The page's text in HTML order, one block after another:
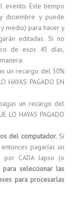
evento. Este tiempo
diciembre y puede
medio) para hacer y
editadas. Si no
de esos 45 días,
un recargo del 50%
HAYAS PAGADO EN
un recargo del
LO HAYAS PAGADO
del computador. Si
pagarías un
CADA lapso (o
seleccionar las
para procesarlas